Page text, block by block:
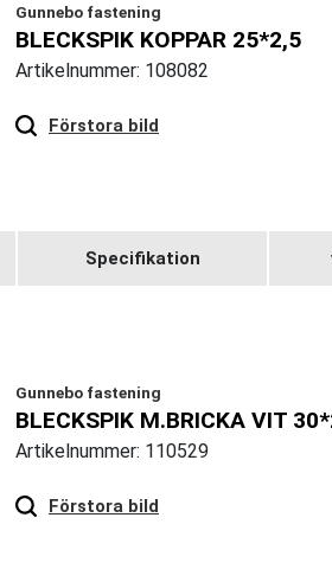
Gunnebo fastening
BLECKSPIK KOPPAR 25*2,5
Artikelnummer: 108082
Förstora bild
Specifikation
Gunnebo fastening
BLECKSPIK M.BRICKA VIT
Artikelnummer: 110529
Förstora bild